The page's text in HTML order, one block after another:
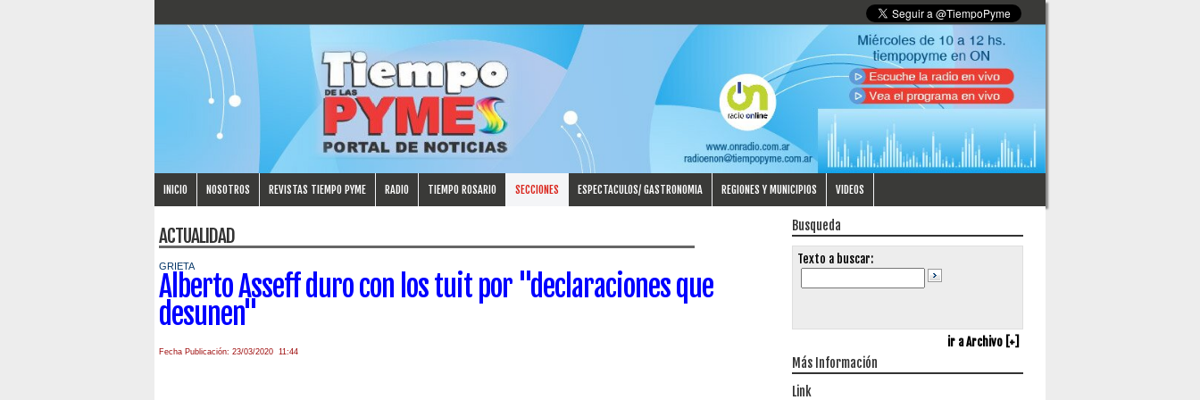
INICIO NOSOTROS REVISTAS TIEMPO PYME RADIO TIEMPO ROSARIO SECCIONES ESPECTACULOS/ GASTRONOMIA REGIONES Y MUNICIPIOS VIDEOS
ACTUALIDAD
GRIETA
Alberto Asseff duro con los tuit por "declaraciones que
desunen"
Fecha Publicación: 23/03/2020 11:44
Busqueda
Texto a buscar:
ir a Archivo [+]
Más Información
Link